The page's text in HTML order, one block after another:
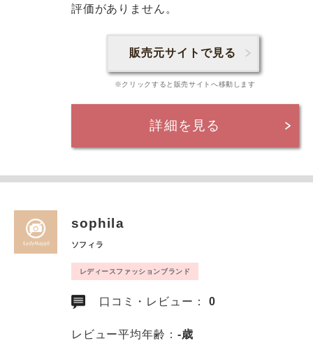
評価がありません。
販売元サイトで見る
※クリックすると販売サイトへ移動します
詳細を見る
sophila
ソフィラ
レディースファッションブランド
口コミ・レビュー：0
レビュー平均年齢：-歳